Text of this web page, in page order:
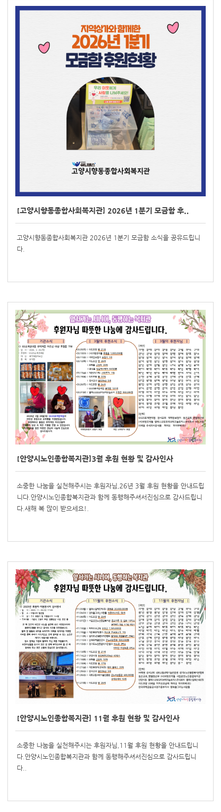
[고양시향동종합사회복지관] 2026년 1분기 모금함 후..
고양시향동종합사회복지관 2026년 1분기 모금함 소식을 공유드립니
다.
[안양시노인종합복지관]3월 후원 현황 및 감사인사
소중한 나눔을 실천해주시는 후원자님,26년 3월 후원 현황을 안내드립
니다.안양시노인종합복지관과 함께 동행해주셔서진심으로 감사드립니
다.새해 복 많이 받으세요!.
[안양시노인종합복지관] 11월 후원 현황 및 감사인사
소중한 나눔을 실천해주시는 후원자님,11월 후원 현황을 안내드립니
다.안양시노인종합복지관과 함께 동행해주셔서진심으로 감사드립니
다..